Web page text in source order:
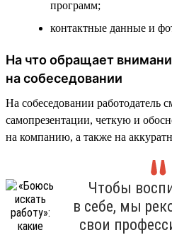
программ;
контактные данные и
На что обращает
на собеседовании
На собеседовании работодатель
самопрезентации, четкую и
на компанию, а также на
Чтобы
в себе, мы
свои